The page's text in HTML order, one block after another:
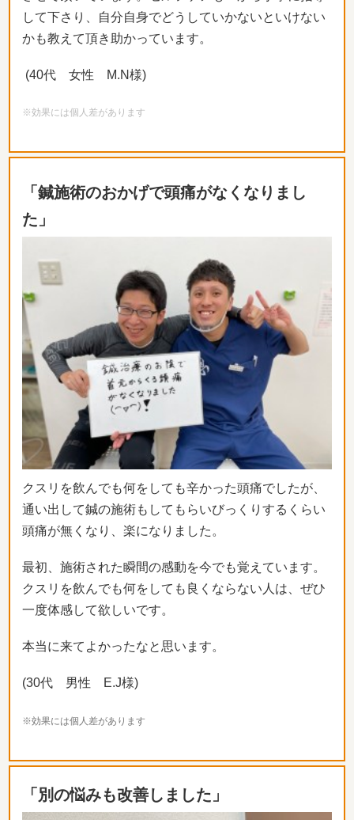
して下さり、自分自身でどうしていかないといけない
かも教えて頂き助かっています。
(40代 女性 M.N様)
※効果には個人差があります
「鍼施術のおかげで頭痛がなくなりまし
た」
クスリを飲んでも何をしても辛かった頭痛でしたが、
通い出して鍼の施術もしてもらいびっくりするくらい
頭痛が無くな り、楽になりました。
最初、施術された瞬間の感動を今でも覚えています。
クスリを飲んでも何をしても良くならない人は、 ぜひ
一度体感して欲しいです。
本当に来てよかったなと思います。
(30代 男性 E.J様)
※効果には個人差があります
「別の悩みも改善しました」